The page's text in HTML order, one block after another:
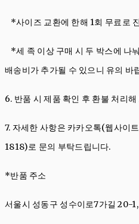
*사이즈 교환에 한해 1회 무료로
*세 족 이상 구매 시 두 박스에 나
배송비가 추가될 수 있으니 유의 바
6. 반품 시 제품 확인 후 환불 처리
7. 자세한 사항은 카카오톡(웹사이
1818)로 문의 부탁드립니다.
*반품 주소
서울시 성동구 성수이로7가길